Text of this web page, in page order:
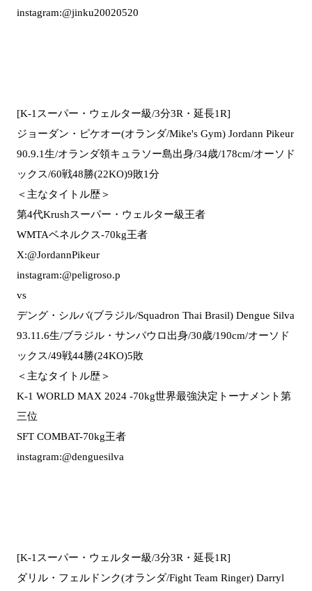
instagram:@jinku20020520
[K-1スーパー・ウェルター級/3分3R・延長1R]
ジョーダン・ピケオー(オランダ/Mike's Gym) Jordann Pikeur
90.9.1生/オランダ領キュラソー島出身/34歳/178cm/オーソド
ックス/60戦48勝(22KO)9敗1分
＜主なタイトル歴＞
第4代Krushスーパー・ウェルター級王者
WMTAベネルクス-70kg王者
X:@JordannPikeur
instagram:@peligroso.p
vs
デング・シルバ(ブラジル/Squadron Thai Brasil) Dengue Silva
93.11.6生/ブラジル・サンパウロ出身/30歳/190cm/オーソド
ックス/49戦44勝(24KO)5敗
＜主なタイトル歴＞
K-1 WORLD MAX 2024 -70kg世界最強決定トーナメント第
三位
SFT COMBAT-70kg王者
instagram:@denguesilva
[K-1スーパー・ウェルター級/3分3R・延長1R]
ダリル・フェルドンク(オランダ/Fight Team Ringer) Darryl